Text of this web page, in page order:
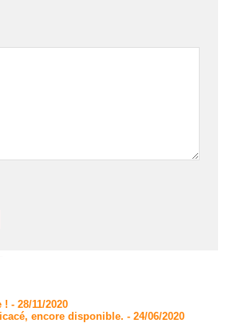
! - 28/11/2020
encore disponible. - 24/06/2020